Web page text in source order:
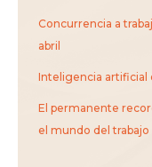
Concurrencia a
abril
Inteligencia artificial
El permanente
el mundo del trabajo